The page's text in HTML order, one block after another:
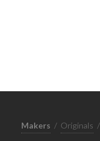
Makers / Originals /